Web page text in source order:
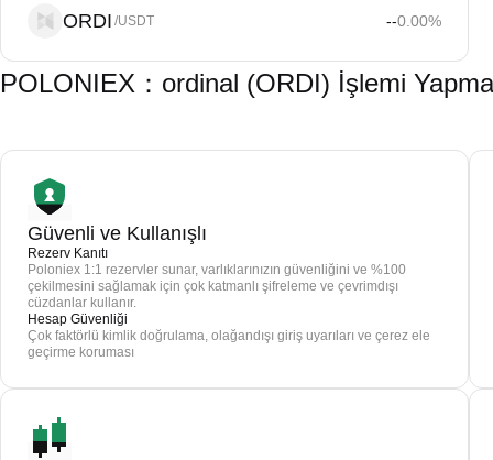
ORDI /USDT --0.00%
POLONIEX：ordinal (ORDI) İşlemi
Güvenli ve Kullanışlı
Rezerv Kanıtı
Poloniex 1:1 rezervler sunar, varlıklarınızın güvenliğini ve %100
çekilmesini sağlamak için çok katmanlı şifreleme ve çevrimdışı
cüzdanlar kullanır.
Hesap Güvenliği
Çok faktörlü kimlik doğrulama, olağandışı giriş uyarıları ve çerez ele
geçirme koruması